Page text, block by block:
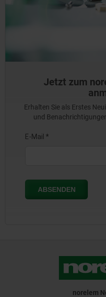
Jetzt zum
Erhalten Sie als Erstes
und
norelem